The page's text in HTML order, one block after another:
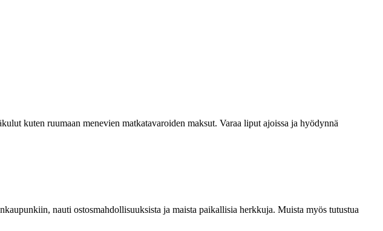
kuten ruumaan menevien matkatavaroiden maksut. Varaa liput ajoissa ja hyödynnä
nauti ostosmahdollisuuksista ja maista paikallisia herkkuja. Muista myös tutustua